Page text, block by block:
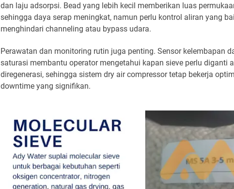
dan laju adsorpsi. Bead yang lebih kecil memberikan luas
sehingga daya serap meningkat, namun perlu kontrol aliran yang
menghindari channeling atau bypass udara.
Perawatan dan monitoring rutin juga penting. Sensor kelembapan
saturasi membantu operator mengetahui kapan sieve perlu diganti
diregenerasi, sehingga sistem dry air compressor tetap bekerja
downtime yang signifikan.